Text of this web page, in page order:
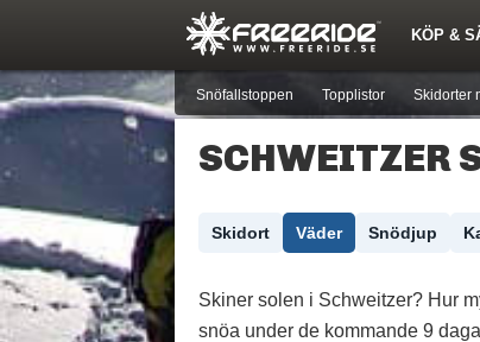
KÖP &
Nyheter Quiz Events
Nya inlägg Forumlista
Snöfallstoppen Topplistor Skidorter
Skidor Pjäxor
Årets Krasch
SCHWEITZER
Skidort Väder Snödjup
Skiner solen i Schweitzer? Hur
snöa under de kommande 9